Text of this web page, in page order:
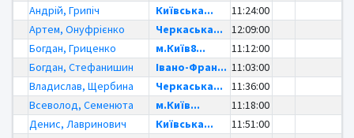
Андрій, Грипіч
Київська...
11:24:00
Артем, Онуфрієнко
Черкаська...
12:09:00
Богдан, Гриценко
м.Київ8...
11:12:00
Богдан, Стефанишин
Івано-Фран... 11:03:00
Владислав, Щербина
Черкаська...
11:36:00
Всеволод, Семенюта
м.Київ...
11:18:00
Денис, Лавринович
Київська...
11:51:00